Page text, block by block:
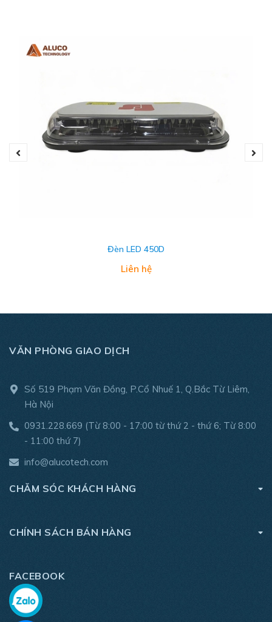
Đèn LED 450D
Liên hệ
VĂN PHÒNG GIAO DỊCH
Số 519 Phạm Văn Đồng, P.Cổ Nhuế 1, Q.Bắc Từ Liêm,
Hà Nội
0931.228.669 (Từ 8:00 - 17:00 từ thứ 2 - thứ 6; Từ 8:00
- 11:00 thứ 7)
info@alucotech.com
CHĂM SÓC KHÁCH HÀNG
CHÍNH SÁCH BÁN HÀNG
FACEBOOK